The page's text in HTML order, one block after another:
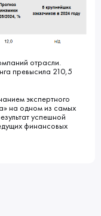
отрасли.
превысила 210,5
экспертного
на одном из самых
успешной
финансовых